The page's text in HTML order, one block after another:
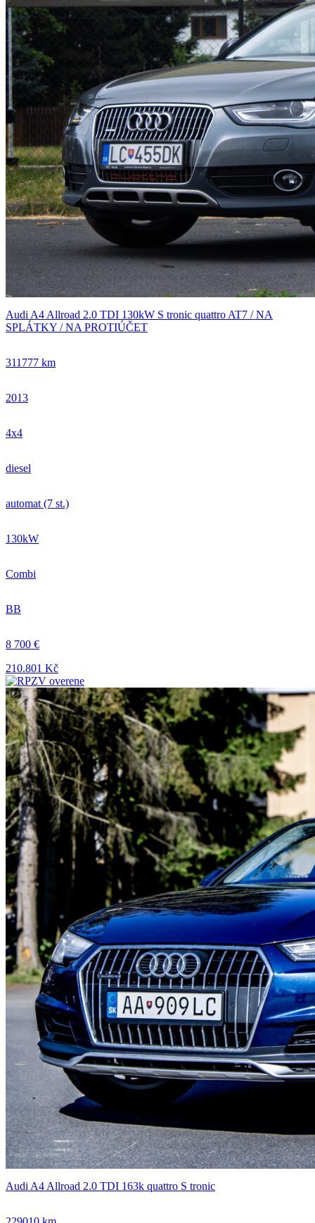
Audi A4 Allroad 2.0 TDI 130kW S tronic quattro AT7 / NA
SPLÁTKY / NA PROTIÚČET
311777 km
2013
4x4
diesel
automat (7 st.)
130kW
Combi
BB
8 700 €
210.801 Kč
Audi A4 Allroad 2.0 TDI 163k quattro S tronic